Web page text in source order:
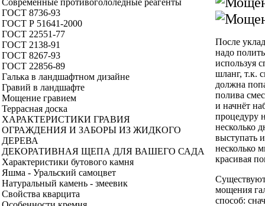
Современные противогололедные реагенты
ГОСТ 8736-93
ГОСТ Р 51641-2000
ГОСТ 22551-77
ГОСТ 2138-91
ГОСТ 8267-93
ГОСТ 22856-89
Галька в ландшафтном дизайне
Гравий в ландшафте
Мощение гравием
Террасная доска
ХАРАКТЕРИСТИКИ ГРАВИЯ
ОГРАЖДЕНИЯ И ЗАБОРЫ ИЗ ЖИДКОГО
ДЕРЕВА
ДЕКОРАТИВНАЯ ЩЕПА ДЛЯ ВАШЕГО САДА
Характеристики бутового камня
Яшма - Уральский самоцвет
Натуральный камень - змеевик
Свойства кварцита
После
надо
используя
шланг, т.к.
должна
полива
и начнёт
процедуру
несколько
выступать
несколько
красивая
мощения
способ: